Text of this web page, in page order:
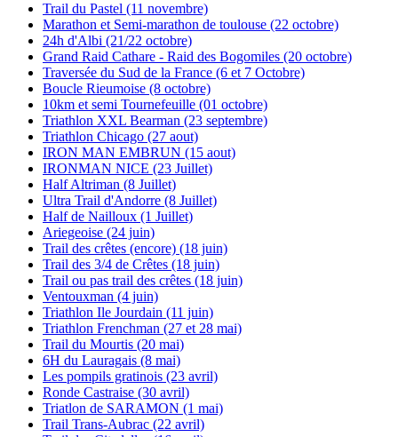
Trail du Pastel (11 novembre)
Marathon et Semi-marathon de toulouse (22 octobre)
24h d'Albi (21/22 octobre)
Grand Raid Cathare - Raid des Bogomiles (20 octobre)
Traversée du Sud de la France (6 et 7 Octobre)
Boucle Rieumoise (8 octobre)
10km et semi Tournefeuille (01 octobre)
Triathlon XXL Bearman (23 septembre)
Triathlon Chicago (27 aout)
IRON MAN EMBRUN (15 aout)
IRONMAN NICE (23 Juillet)
Half Altriman (8 Juillet)
Ultra Trail d'Andorre (8 Juillet)
Half de Nailloux (1 Juillet)
Ariegeoise (24 juin)
Trail des crêtes (encore) (18 juin)
Trail des 3/4 de Crêtes (18 juin)
Trail ou pas trail des crêtes (18 juin)
Ventouxman (4 juin)
Triathlon Ile Jourdain (11 juin)
Triathlon Frenchman (27 et 28 mai)
Trail du Mourtis (20 mai)
6H du Lauragais (8 mai)
Les pompils gratinois (23 avril)
Ronde Castraise (30 avril)
Triatlon de SARAMON (1 mai)
Trail Trans-Aubrac (22 avril)